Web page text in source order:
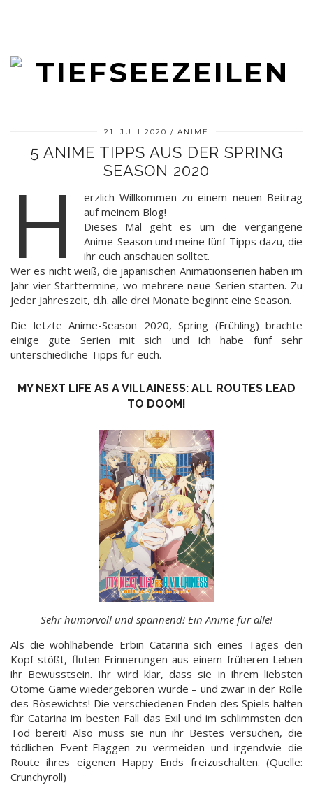
21. JULI 2020 ANIME
5 ANIME TIPPS AUS DER SPRING
SEASON 2020
H
erzlich Willkommen zu einem neuen Beitrag
auf meinem Blog!
Dieses Mal geht es um die vergangene
Anime-Season und meine fünf Tipps dazu, die
ihr euch anschauen solltet.
Wer es nicht weiß, die japanischen Animationserien haben im
Jahr vier Starttermine, wo mehrere neue Serien starten. Zu
jeder Jahreszeit, d.h. alle drei Monate beginnt eine Season.
Die letzte Anime-Season 2020, Spring (Frühling) brachte
einige gute Serien mit sich und ich habe fünf sehr
unterschiedliche Tipps für euch.
MY NEXT LIFE AS A VILLAINESS: ALL ROUTES LEAD
TO DOOM!
Sehr humorvoll und spannend! Ein Anime für alle!
Als die wohlhabende Erbin Catarina sich eines Tages den
Kopf stößt, fluten Erinnerungen aus einem früheren Leben
ihr Bewusstsein. Ihr wird klar, dass sie in ihrem liebsten
Otome Game wiedergeboren wurde – und zwar in der Rolle
des Bösewichts! Die verschiedenen Enden des Spiels halten
für Catarina im besten Fall das Exil und im schlimmsten den
Tod bereit! Also muss sie nun ihr Bestes versuchen, die
tödlichen Event-Flaggen zu vermeiden und irgendwie die
Route ihres eigenen Happy Ends freizuschalten. (Quelle:
Crunchyroll)